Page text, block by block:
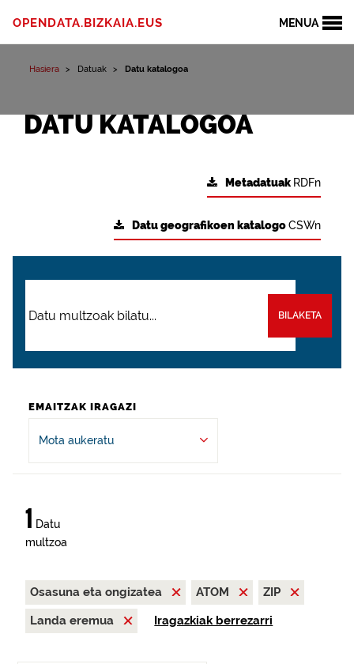
MENUA
OPENDATA.BIZKAIA.EUS
Hasiera Datuak Datu katalogoa
DATU KATALOGOA
Metadatuak RDFn
Datu geografikoen katalogoCSWn
BILAKETA
EMAITZAK IRAGAZI
Mota aukeratu
1 Datu
multzoa
Osasuna eta ongizatea ATOM
ZIP
Landa eremua
Iragazkiak berrezarri